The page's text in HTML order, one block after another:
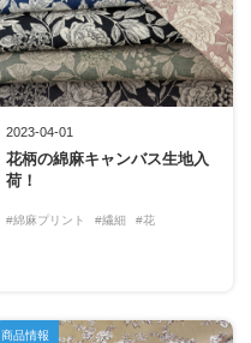
2023-04-01
花柄の綿麻キャンバス生地入
荷！
#綿麻プリント #繊細 #花
商品情報